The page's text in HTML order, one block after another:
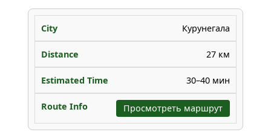
Курунегала
27 км
30–40 мин
Просмотреть маршрут